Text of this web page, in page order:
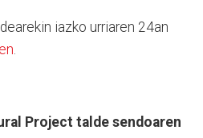
iazko urriaren 24an
.
Project talde sendoaren